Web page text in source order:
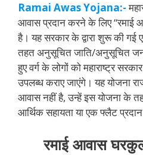
Ramai Awas Yojana:-
आवास प्रदान करने के लिए
है। यह सरकार के द्वारा शुरू की
तहत अनुसूचित जाति/अनुसूचित
हुए वर्ग के लोगों को महाराष्ट्र
उपलब्ध कराए जाएंगे। यह योजना
आवास नहीं है, उन्हें इस योजना के
आर्थिक सहायता या एक फ्लैट प्रदान
रमाई आवास